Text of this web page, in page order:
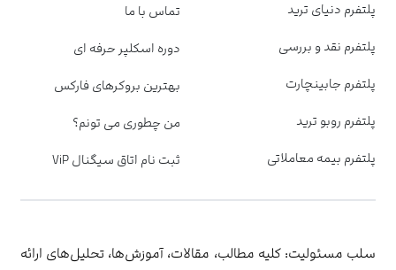
پلتفرم دنیای ترید
پلتفرم نقد و بررسی
پلتفرم جابینچارت
پلتفرم روبو ترید
پلتفرم بیمه معاملاتی
تماس با ما
دوره اسکلپر حرفه ای
بهترین بروکرهای فارکس
من چطوری می تونم؟
ثبت نام اتاق سیگنال ViP
سلب مسئولیت: کلیه مطالب، مقالات، آموزش‌ها، تحلیل‌های ارائه